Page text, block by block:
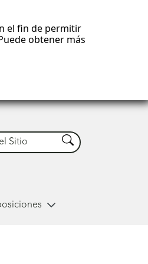
el fin de permitir
obtener más
Buscar